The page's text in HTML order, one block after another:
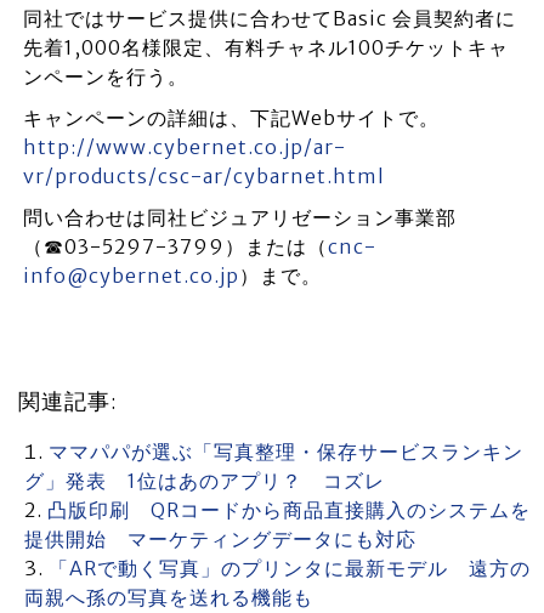
同社ではサービス提供に合わせてBasic 会員契約者に
先着1,000名様限定、有料チャネル100チケットキャ
ンペーンを行う。
キャンペーンの詳細は、下記Webサイトで。
http://www.cybernet.co.jp/ar-
vr/products/csc-ar/cybarnet.html
問い合わせは同社ビジュアリゼーション事業部
（☎03-5297-3799）または（cnc-
info@cybernet.co.jp ）まで。
関連記事:
ママパパが選ぶ「写真整理・保存サービスランキン
グ」発表 1位はあのアプリ？ コズレ
凸版印刷 QRコードから商品直接購入のシステムを
提供開始 マーケティングデータにも対応
「ARで動く写真」のプリンタに最新モデル 遠方の
両親へ孫の写真を送れる機能も